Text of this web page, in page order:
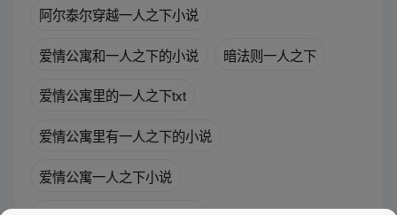
阿尔泰尔穿越一人之下小说
爱情公寓和一人之下的小说 暗法则一人之下
爱情公寓里的一人之下txt
爱情公寓里有一人之下的小说
爱情公寓一人之下小说